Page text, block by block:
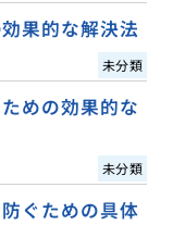
果的な解決法
未分類
めの効果的な
未分類
ぐための具体